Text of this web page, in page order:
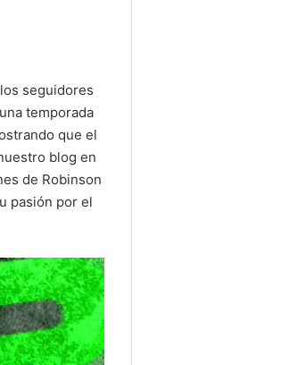
seguidores
temporada
que el
blog en
de Robinson
pasión por el